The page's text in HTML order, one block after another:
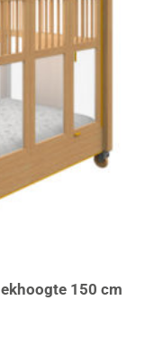
150 cm